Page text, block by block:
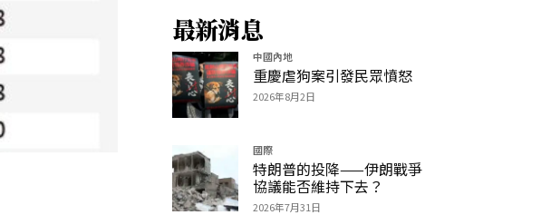
加入
最新消息
中國內地
重慶虐狗案引發民眾憤怒
2026年8月2日
國際
特朗普的投降——伊朗戰爭
協議能否維持下去？
2026年7月31日